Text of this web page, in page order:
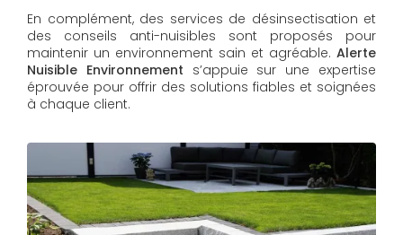
En complément, des services de désinsectisation et
des conseils anti-nuisibles sont proposés pour
maintenir un environnement sain et agréable. Alerte
Nuisible Environnement s’appuie sur une expertise
éprouvée pour offrir des solutions fiables et soignées
à chaque client.